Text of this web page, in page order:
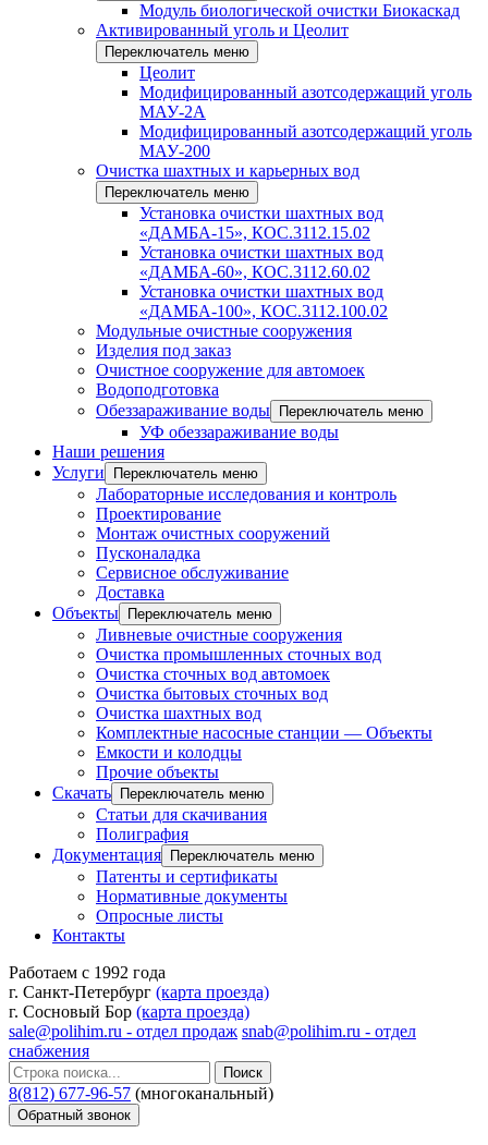
Модуль биологической очистки Биокаскад
Активированный уголь и Цеолит
Переключатель меню
Цеолит
Модифицированный азотсодержащий уголь
МАУ-2А
Модифицированный азотсодержащий уголь
МАУ-200
Очистка шахтных и карьерных вод
Переключатель меню
Установка очистки шахтных вод
«ДАМБА-15», КОС.3112.15.02
Установка очистки шахтных вод
«ДАМБА-60», КОС.3112.60.02
Установка очистки шахтных вод
«ДАМБА-100», КОС.3112.100.02
Модульные очистные сооружения
Изделия под заказ
Очистное сооружение для автомоек
Водоподготовка
Обеззараживание воды
Переключатель меню
УФ обеззараживание воды
Наши решения
Услуги
Переключатель меню
Лабораторные исследования и контроль
Проектирование
Монтаж очистных сооружений
Пусконаладка
Сервисное обслуживание
Доставка
Объекты
Переключатель меню
Ливневые очистные сооружения
Очистка промышленных сточных вод
Очистка сточных вод автомоек
Очистка бытовых сточных вод
Очистка шахтных вод
Комплектные насосные станции — Объекты
Емкости и колодцы
Прочие объекты
Скачать
Переключатель меню
Статьи для скачивания
Полиграфия
Документация
Переключатель меню
Патенты и сертификаты
Нормативные документы
Опросные листы
Контакты
Работаем с 1992 года
г. Санкт-Петербург (карта проезда)
г. Сосновый Бор (карта проезда)
sale@polihim.ru - отдел продаж snab@polihim.ru - отдел
снабжения
Поиск
8(812) 677-96-57 (многоканальный)
Обратный звонок